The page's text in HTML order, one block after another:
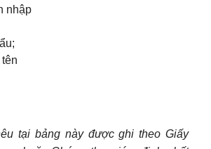
nhập
tại bảng này được ghi theo Giấy